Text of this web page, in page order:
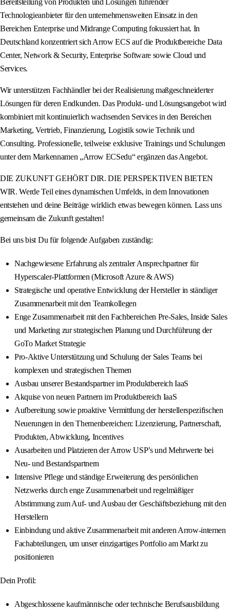
Bereitstellung von Produkten und Lösungen führender
Technologieanbieter für den unternehmensweiten Einsatz in den
Bereichen Enterprise und Midrange Computing fokussiert hat. In
Deutschland konzentriert sich Arrow ECS auf die Produktbereiche Data
Center, Network & Security, Enterprise Software sowie Cloud und
Services.
Wir unterstützen Fachhändler bei der Realisierung maßgeschneiderter
Lösungen für deren Endkunden. Das Produkt- und Lösungsangebot wird
kombiniert mit kontinuierlich wachsenden Services in den Bereichen
Marketing, Vertrieb, Finanzierung, Logistik sowie Technik und
Consulting. Professionelle, teilweise exklusive Trainings und Schulungen
unter dem Markennamen „Arrow ECSedu“ ergänzen das Angebot.
DIE ZUKUNFT GEHÖRT DIR. DIE PERSPEKTIVEN BIETEN
WIR. Werde Teil eines dynamischen Umfelds, in dem Innovationen
entstehen und deine Beiträge wirklich etwas bewegen können. Lass uns
gemeinsam die Zukunft gestalten!
Bei uns bist Du für folgende Aufgaben zuständig:
Nachgewiesene Erfahrung als zentraler Ansprechpartner für
Hyperscaler-Plattformen (Microsoft Azure & AWS)
Strategische und operative Entwicklung der Hersteller in ständiger
Zusammenarbeit mit den Teamkollegen
Enge Zusammenarbeit mit den Fachbereichen Pre-Sales, Inside Sales
und Marketing zur strategischen Planung und Durchführung der
GoTo Market Strategie
Pro-Aktive Unterstützung und Schulung der Sales Teams bei
komplexen und strategischen Themen
Ausbau unserer Bestandspartner im Produktbereich IaaS
Akquise von neuen Partnern im Produktbereich IaaS
Aufbereitung sowie proaktive Vermittlung der herstellerspezifischen
Neuerungen in den Themenbereichen: Lizenzierung, Partnerschaft,
Produkten, Abwicklung, Incentives
Ausarbeiten und Platzieren der Arrow USP’s und Mehrwerte bei
Neu- und Bestandspartnern
Intensive Pflege und ständige Erweiterung des persönlichen
Netzwerks durch enge Zusammenarbeit und regelmäßiger
Abstimmung zum Auf- und Ausbau der Geschäftsbeziehung mit den
Herstellern
Einbindung und aktive Zusammenarbeit mit anderen Arrow-internen
Fachabteilungen, um unser einzigartiges Portfolio am Markt zu
positionieren
Dein Profil:
Abgeschlossene kaufmännische oder technische Berufsausbildung